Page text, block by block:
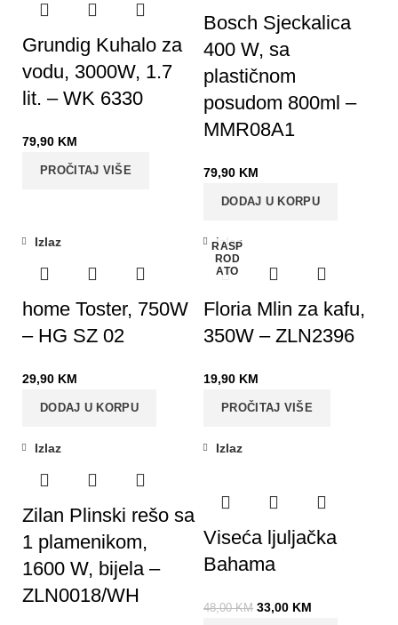
Grundig Kuhalo za
vodu, 3000W, 1.7
lit. – WK 6330
79,90 KM
PROČITAJ VIŠE
Bosch Sjeckalica
400 W, sa
plastičnom
posudom 800ml –
MMR08A1
79,90 KM
DODAJ U KORPU
Izlaz
home Toster, 750W
– HG SZ 02
29,90 KM
DODAJ U KORPU
RASP
ROD
ATO
Izlaz
Floria Mlin za kafu,
350W – ZLN2396
19,90 KM
PROČITAJ VIŠE
Izlaz
Zilan Plinski rešo sa
1 plamenikom,
1600 W, bijela –
ZLN0018/WH
Izlaz
Viseća ljuljačka
Bahama
48,00KM 33,00 KM